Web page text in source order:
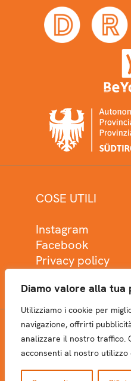
Diamo valore alla tua
Utilizziamo i cookie per
navigazione, offrirti
analizzare il nostro traffico.
acconsenti al nostro utilizzo
COSE UTILI
Instagram
Facebook
Privacy policy
NEWSLETTER